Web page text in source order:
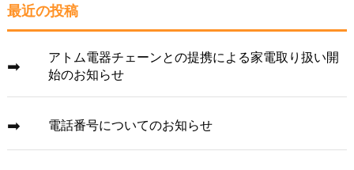
最近の投稿
アトム電器チェーンとの提携による家電取り扱い開
始のお知らせ
電話番号についてのお知らせ